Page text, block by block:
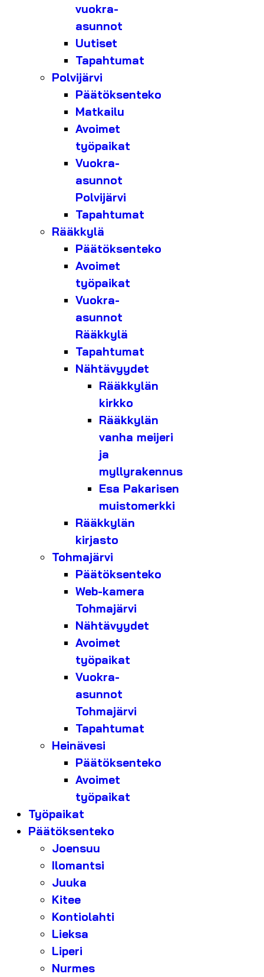
vuokra-
asunnot
Uutiset
Tapahtumat
Polvijärvi
Päätöksenteko
Matkailu
Avoimet
työpaikat
Vuokra-
asunnot
Polvijärvi
Tapahtumat
Rääkkylä
Päätöksenteko
Avoimet
työpaikat
Vuokra-
asunnot
Rääkkylä
Tapahtumat
Nähtävyydet
Rääkkylän
kirkko
Rääkkylän
vanha meijeri
ja
myllyrakennus
Esa Pakarisen
muistomerkki
Rääkkylän
kirjasto
Tohmajärvi
Päätöksenteko
Web-kamera
Tohmajärvi
Nähtävyydet
Avoimet
työpaikat
Vuokra-
asunnot
Tohmajärvi
Tapahtumat
Heinävesi
Päätöksenteko
Avoimet
työpaikat
Työpaikat
Päätöksenteko
Joensuu
Ilomantsi
Juuka
Kitee
Kontiolahti
Lieksa
Liperi
Nurmes